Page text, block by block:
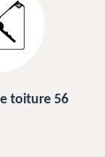
et toiture 56